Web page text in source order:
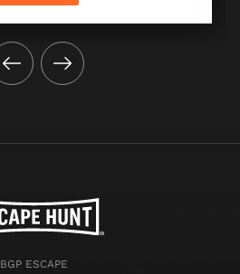
BGP ESCAPE